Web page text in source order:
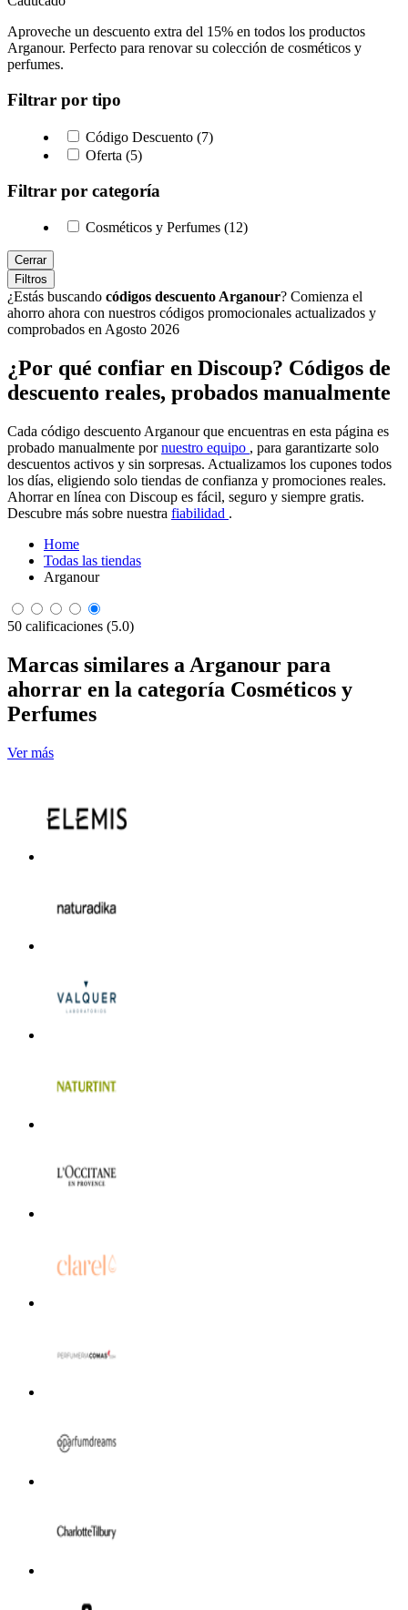
Aproveche un descuento extra del 15% en todos los productos
Arganour. Perfecto para renovar su colección de cosméticos y
perfumes.
Filtrar por tipo
Código Descuento (7)
Oferta (5)
Filtrar por categoría
Cosméticos y Perfumes (12)
Cerrar
Filtros
¿Estás buscando códigos descuento Arganour? Comienza el
ahorro ahora con nuestros códigos promocionales actualizados y
comprobados en Agosto 2026
¿Por qué confiar en Discoup? Códigos de
descuento reales, probados manualmente
Cada código descuento Arganour que encuentras en esta página es
probado manualmente pornuestro equipo , para garantizarte solo
descuentos activos y sin sorpresas. Actualizamos los cupones todos
los días, eligiendo solo tiendas de confianza y promociones reales.
Ahorrar en línea con Discoup es fácil, seguro y siempre gratis.
Descubre más sobre nuestra fiabilidad .
Home
Todas las tiendas
Arganour
50 calificaciones (5.0)
Marcas similares a Arganour para
ahorrar en la categoría Cosméticos y
Perfumes
Ver más